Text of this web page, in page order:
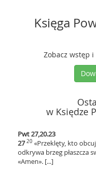
Księga
Zobacz wstęp
w Księdze
Pwt 27,20.23
2720 «Przeklęty, kto
odkrywa brzeg płaszcza
«Amen». [...]